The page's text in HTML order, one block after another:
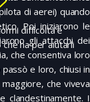
di aerei) quando
Poi iniziarono le
gli attacchi dei
che consentiva loro
e loro, chiusi in
che viveva
clandestinamente. I
difficoltà e
ha per aiutarli